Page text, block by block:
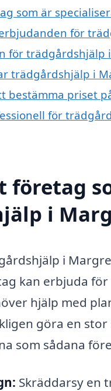
som är
för
för
trädgårdshjälp i
bestämma priset
för
företag
i
i
kan erbjuda
hjälp med
göra en
som sådana
Skräddarsy en